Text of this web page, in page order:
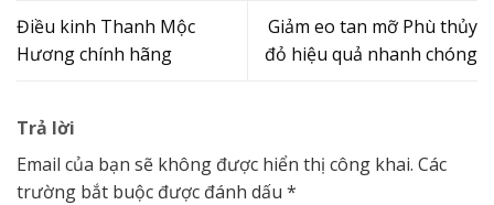
Điều kinh Thanh Mộc
Hương chính hãng
Giảm eo tan mỡ Phù thủy
đỏ hiệu quả nhanh chóng
Trả lời
Email của bạn sẽ không được hiển thị công khai. Các
trường bắt buộc được đánh dấu *